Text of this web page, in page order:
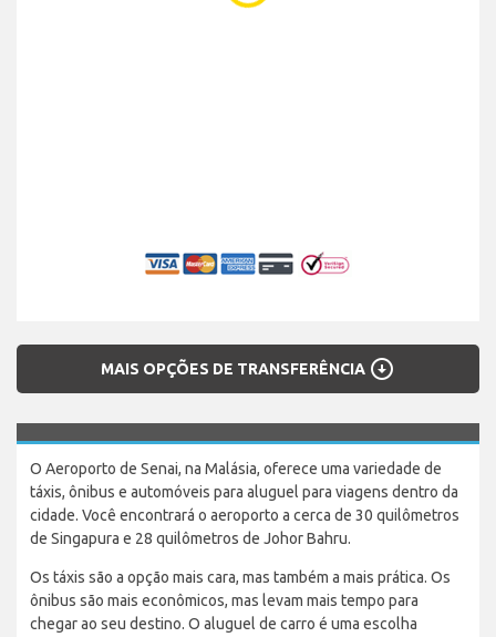
MAIS OPÇÕES DE TRANSFERÊNCIA arrow_circle_down
O Aeroporto de Senai, na Malásia, oferece uma variedade de
táxis, ônibus e automóveis para aluguel para viagens dentro da
cidade. Você encontrará o aeroporto a cerca de 30 quilômetros
de Singapura e 28 quilômetros de Johor Bahru.
Os táxis são a opção mais cara, mas também a mais prática. Os
ônibus são mais econômicos, mas levam mais tempo para
chegar ao seu destino. O aluguel de carro é uma escolha